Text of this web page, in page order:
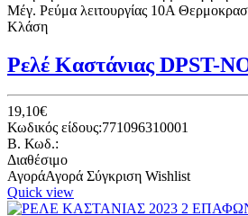
Μέγ. Ρεύμα λειτουργίας 10A
Κλάση
Ρελέ Καστάνιας DPST-
19,10€
Κωδικός είδους:771096310001
B. Κωδ.:
Διαθέσιμο
ΑγοράΑγορά Σύγκριση Wishlist
Quick view